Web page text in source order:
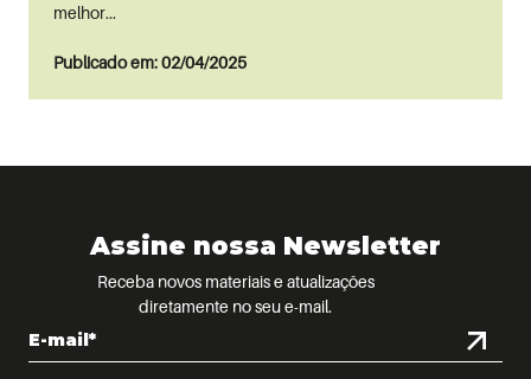
melhor...
Publicado em: 02/04/2025
Assine nossa Newsletter
Receba novos materiais e atualizações
diretamente no seu e-mail.